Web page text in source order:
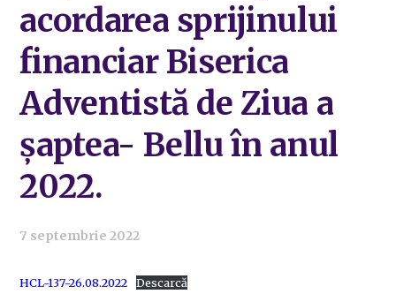
acordarea sprijinului
financiar Biserica
Adventistă de Ziua a
șaptea- Bellu în anul
2022.
7 septembrie 2022
HCL-137-26.08.2022 Descarcă